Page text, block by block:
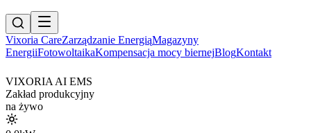
Vixoria CareZarządzanie EnergiąMagazyny
EnergiiFotowoltaikaKompensacja mocy biernejBlogKontakt
VIXORIA AI EMS
Zakład produkcyjny
na żywo